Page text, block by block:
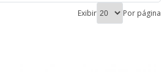
Exibir Por página